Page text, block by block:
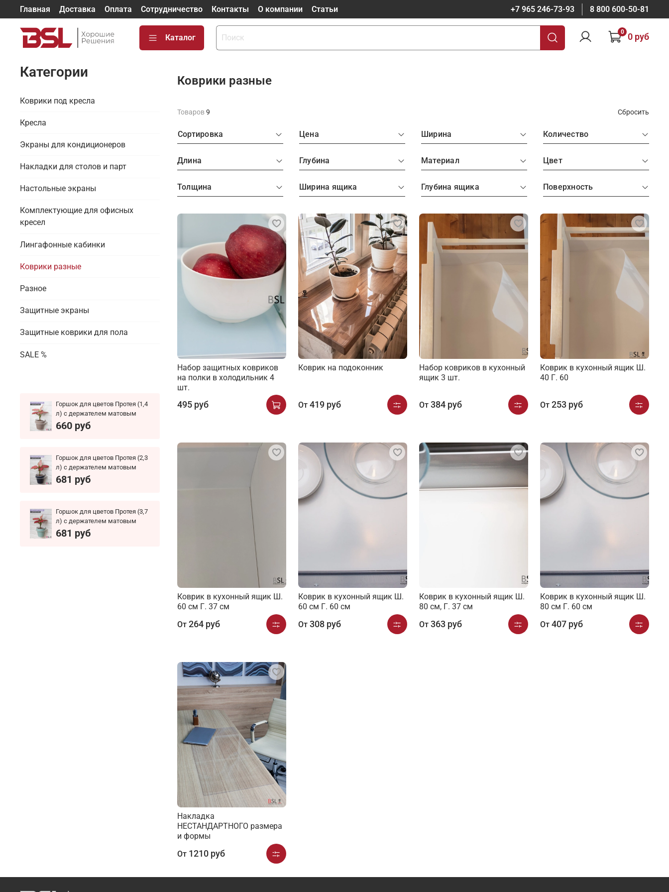
Главная Доставка Оплата Сотрудничество Контакты О компании Статьи +7 965 246-73-93 8 800 600-50-81
Каталог
0 0 руб
Коврики разные
Товаров9 Сбросить
Сортировка Цена Ширина Количество
Длина Глубина Материал Цвет
Толщина Ширина ящика Глубина ящика Поверхность
Набор защитных ковриков
на полки в холодильник 4
шт.
495 руб
Коврик на подоконник
От 419 руб
Набор ковриков в кухонный
ящик 3 шт.
От 384 руб
Коврик в кухонный ящик Ш.
40 Г. 60
От 253 руб
Коврик в кухонный ящик Ш.
60 см Г. 37 см
От 264 руб
Коврик в кухонный ящик Ш.
60 см Г. 60 см
От 308 руб
Коврик в кухонный ящик Ш.
80 см, Г. 37 см
От 363 руб
Коврик в кухонный ящик Ш.
80 см Г. 60 см
От 407 руб
Накладка
НЕСТАНДАРТНОГО размера
и формы
От 1210 руб
Категории
Коврики под кресла
Кресла
Экраны для кондиционеров
Накладки для столов и парт
Настольные экраны
Комплектующие для офисных
кресел
Лингафонные кабинки
Коврики разные
Разное
Защитные экраны
Защитные коврики для пола
SALE %
Горшок для цветов Протея (1,4
л) с держателем матовым
660 руб
Горшок для цветов Протея (2,3
л) с держателем матовым
681 руб
Горшок для цветов Протея (3,7
л) с держателем матовым
681 руб